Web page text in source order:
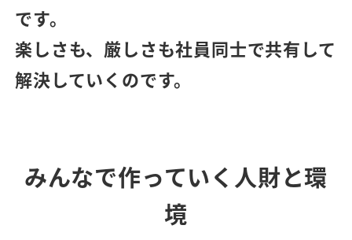
です。
楽しさも、厳しさも社員同士で共有して
解決していくのです。
みんなで作っていく 人財と環
境